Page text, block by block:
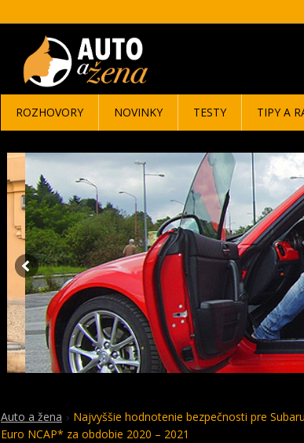
Auto a žena
Najvyššie hodnotenie bezpečnosti pre
Euro NCAP* za obdobie 2020 – 2021
ROZHOVORY NOVINKY TESTY TIPY A